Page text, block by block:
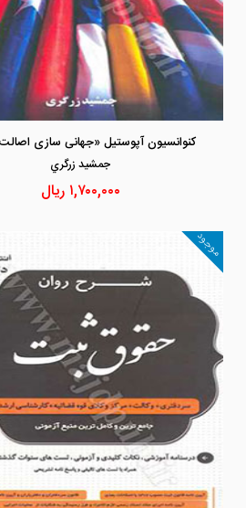
کنوانسیون آپوستیل «جهانی سازی
جمشيد زرگري
۱,۷۰۰,۰۰۰ ریال
موجود